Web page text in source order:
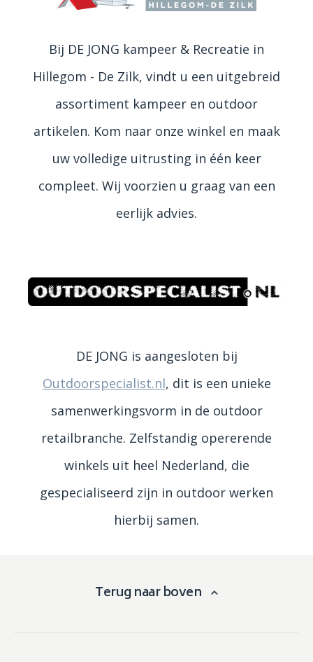
Bij DE JONG kampeer & Recreatie in
Hillegom - De Zilk, vindt u een uitgebreid
assortiment kampeer en outdoor
artikelen. Kom naar onze winkel en maak
uw volledige uitrusting in één keer
compleet. Wij voorzien u graag van een
eerlijk advies.
DE JONG is aangesloten bij
Outdoorspecialist.nl, dit is een unieke
samenwerkingsvorm in de outdoor
retailbranche. Zelfstandig opererende
winkels uit heel Nederland, die
gespecialiseerd zijn in outdoor werken
hierbij samen.
Terug naar boven